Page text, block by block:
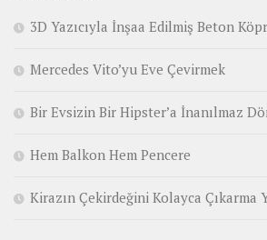
3D Yazıcıyla İnşaa Edilmiş Beton
Mercedes Vito’yu Eve Çevirmek
Bir Evsizin Bir Hipster’a İnanılmaz
Hem Balkon Hem Pencere
Kirazın Çekirdeğini Kolayca Çıkarma